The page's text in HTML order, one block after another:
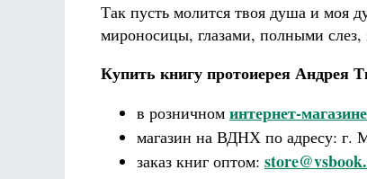
Так пусть молится твоя душа и моя
мироносицы, глазами, полными слез,
Купить книгу протоиерея Андрея
в розничном интернет-
магазин на ВДНХ по адресу: г.
заказ книг оптом: